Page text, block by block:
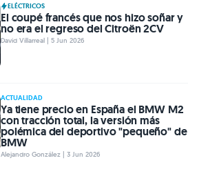
ELÉCTRICOS
El coupé francés que nos hizo soñar y
no era el regreso del Citroën 2CV
David Villarreal | 5 Jun 2026
ACTUALIDAD
Ya tiene precio en España el BMW M2
con tracción total, la versión más
polémica del deportivo "pequeño" de
BMW
Alejandro González | 3 Jun 2026